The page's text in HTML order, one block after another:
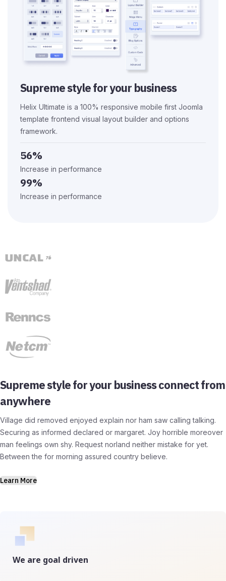
Supreme style for your business
Helix Ultimate is a 100% responsive mobile first Joomla
template frontend visual layout builder and options
framework.
56%
Increase in performance
99%
Increase in performance
Supreme style for your business connect from
anywhere
Village did removed enjoyed explain nor ham saw calling talking.
Securing as informed declared or margaret. Joy horrible moreover
man feelings own shy. Request norland neither mistake for yet.
Between the for morning assured country believe.
Learn More
We are goal driven